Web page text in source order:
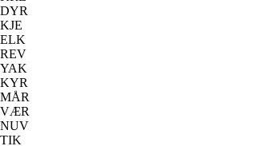
DYR
KJE
ELK
REV
YAK
KYR
MÅR
VÆR
NUV
TIK